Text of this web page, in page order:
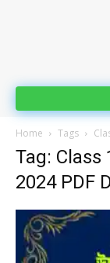
Home Tags
Tag: Class
2024 PDF